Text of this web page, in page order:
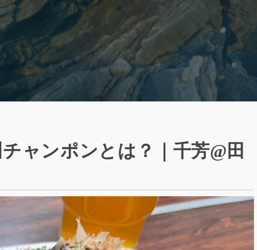
ャンポンとは？｜千芳@田